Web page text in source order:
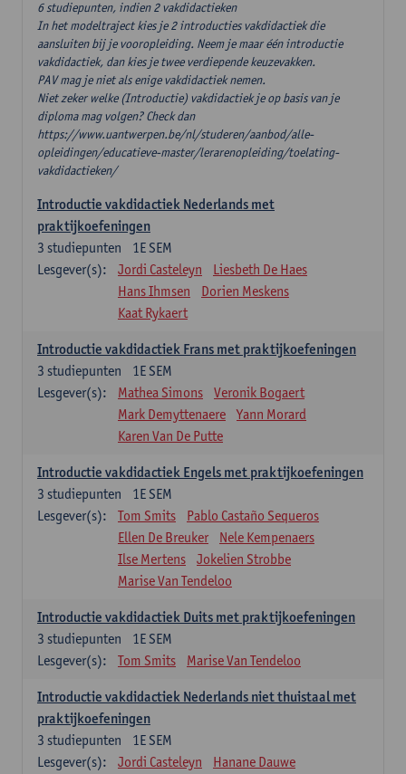
6 studiepunten, indien 2 vakdidactieken
In het modeltraject kies je 2 introducties vakdidactiek die
aansluiten bij je vooropleiding. Neem je maar één introductie
vakdidactiek, dan kies je twee verdiepende keuzevakken.
PAV mag je niet als enige vakdidactiek nemen.
Niet zeker welke (Introductie) vakdidactiek je op basis van je
diploma mag volgen? Check dan
https://www.uantwerpen.be/nl/studeren/aanbod/alle-
opleidingen/educatieve-master/lerarenopleiding/toelating-
vakdidactieken/
Introductie vakdidactiek Nederlands met
praktijkoefeningen
1E SEM
3 studiepunten
Lesgever(s):
Jordi Casteleyn
Liesbeth De Haes
Hans Ihmsen
Dorien Meskens
Kaat Rykaert
Introductie vakdidactiek Frans met praktijkoefeningen
1E SEM
3 studiepunten
Lesgever(s):
Mathea Simons
Veronik Bogaert
Mark Demyttenaere
Yann Morard
Karen Van De Putte
Introductie vakdidactiek Engels met praktijkoefeningen
1E SEM
3 studiepunten
Lesgever(s):
Tom Smits
Pablo Castaño Sequeros
Ellen De Breuker
Nele Kempenaers
Ilse Mertens
Jokelien Strobbe
Marise Van Tendeloo
Introductie vakdidactiek Duits met praktijkoefeningen
1E SEM
3 studiepunten
Lesgever(s):
Tom Smits Marise Van Tendeloo
Introductie vakdidactiek Nederlands niet thuistaal met
praktijkoefeningen
1E SEM
3 studiepunten
Lesgever(s):
Jordi Casteleyn
Hanane Dauwe